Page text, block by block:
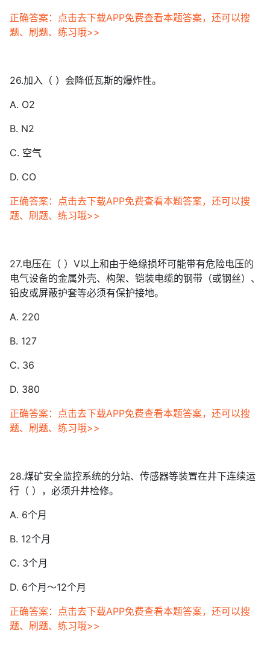
正确答案：点击去下载APP免费查看本题答案，还可以搜
题、刷题、练习哦>>
26.加入（ ）会降低瓦斯的爆炸性。
A. O2
B. N2
C. 空气
D. CO
正确答案：点击去下载APP免费查看本题答案，还可以搜
题、刷题、练习哦>>
27.电压在（ ）V以上和由于绝缘损坏可能带有危险电压的
电气设备的金属外壳、构架、铠装电缆的钢带（或钢丝）、
铅皮或屏蔽护套等必须有保护接地。
A. 220
B. 127
C. 36
D. 380
正确答案：点击去下载APP免费查看本题答案，还可以搜
题、刷题、练习哦>>
28.煤矿安全监控系统的分站、传感器等装置在井下连续运
行（ ），必须升井检修。
A. 6个月
B. 12个月
C. 3个月
D. 6个月～12个月
正确答案：点击去下载APP免费查看本题答案，还可以搜
题、刷题、练习哦>>